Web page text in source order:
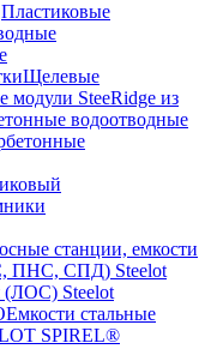
Пластиковые
Щелевые
модули SteeRidge из
водоотводные
станции, емкости
ПНС, СПД) Steelot
(ЛОС) Steelot
Емкости стальные
SPIREL®